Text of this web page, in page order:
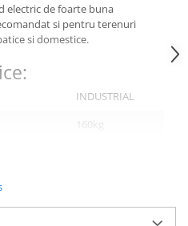
electric de foarte buna
si pentru terenuri
si domestice.
INDUSTRIAL
160kg
400m